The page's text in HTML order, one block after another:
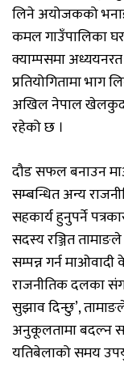
लिने अयोजकको
कमल गाउँपालिका घर
क्याम्पसमा
प्रतियोगितामा भाग
अखिल नेपाल खेलकुद
रहेको छ ।
दौड सफल बनाउन
सम्बन्धित अन्य
सहकार्य हुनुपर्ने
सदस्य रञ्जित तामाङले
सम्पन्न गर्न
राजनीतिक दलका
सुझाव दिन्छु’,
अनुकूलतामा बदल्न
यतिबेलाको समय